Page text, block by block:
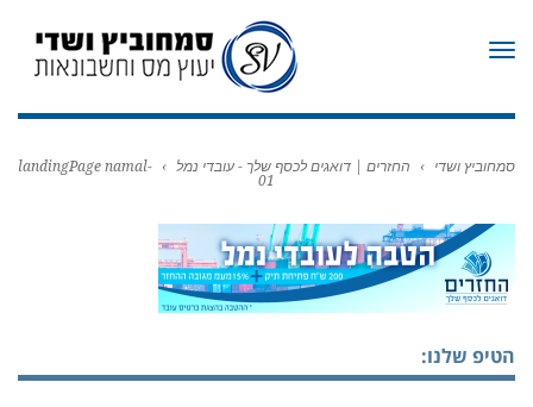
תפריט
סמחוביץ ושדי › החזרים | דואגים לכסף שלך - עובדי נמל ›
landingPage namal-
01
הטיפ שלנו: